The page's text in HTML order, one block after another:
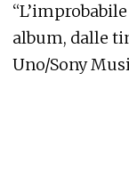
album, dalle
Uno/Sony